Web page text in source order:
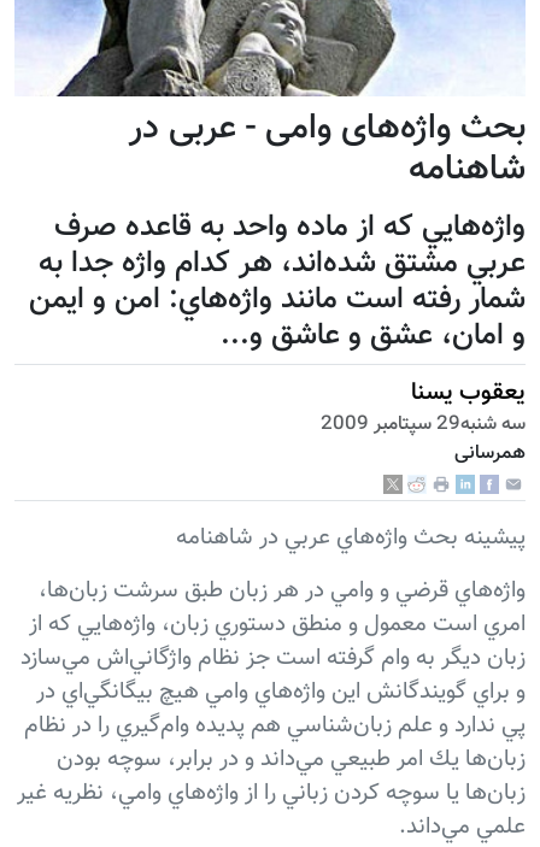
بحث واژه‌های وامی - عربی در
شاهنامه
واژه‌هايي كه از ماده واحد به قاعده صرف
عربي مشتق شده‌اند، هر كدام واژه جدا به
شمار رفته است مانند واژه‌هاي: امن و ايمن
و امان، عشق و عاشق و...
یعقوب یسنا
سه شنبه29 سپتامبر 2009
همرسانی
پيشينه بحث واژه‌هاي عربي در شاهنامه
واژه‌هاي قرضي و وامي در هر زبان طبق سرشت زبان‌ها،
امري است معمول و منطق دستوري زبان، واژه‌هايي كه از
زبان ديگر به وام گرفته است جز نظام واژگاني‌اش مي‌سازد
و براي گويندگانش اين واژه‌هاي وامي هيچ بيگانگي‌اي در
پي ندارد و علم زبان‌شناسي هم پديده وام‌گيري را در نظام
زبان‌ها يك امر طبيعي مي‌داند و در برابر، سوچه بودن
زبان‌ها يا سوچه كردن زباني را از واژه‌هاي وامي، نظريه غير
علمي مي‌داند.